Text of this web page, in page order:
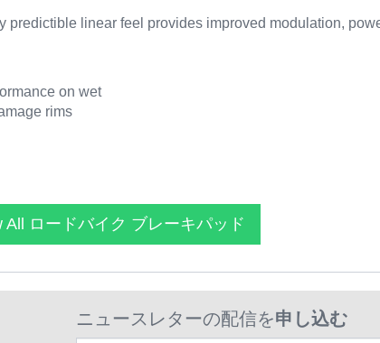
predictible linear feel provides improved modulation,
on wet
rims
All ロードバイク ブレーキパッド
ニュースレターの配信を申し込む